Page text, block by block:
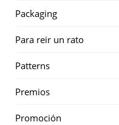
Packaging
Para reir un rato
Patterns
Premios
Promoción